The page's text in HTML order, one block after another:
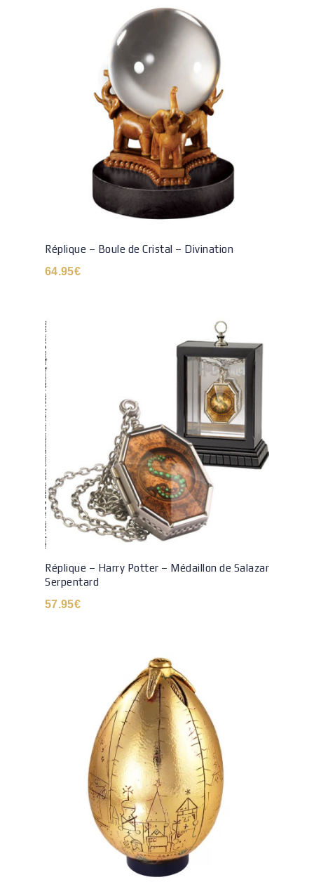
Réplique – Boule de Cristal – Divination
64.95€
Réplique – Harry Potter – Médaillon de Salazar
Serpentard
57.95€